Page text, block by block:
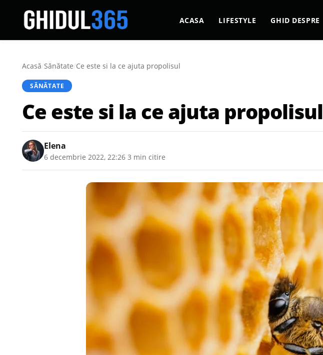
ACASA LIFESTYLE GHID DESPRE
Acasă/Sănătate/Ce este si la ce ajuta propolisul
SĂNĂTATE
Ce este si la ce ajuta propolisul
Elena
6 decembrie 2022, 22:26 3 min citire